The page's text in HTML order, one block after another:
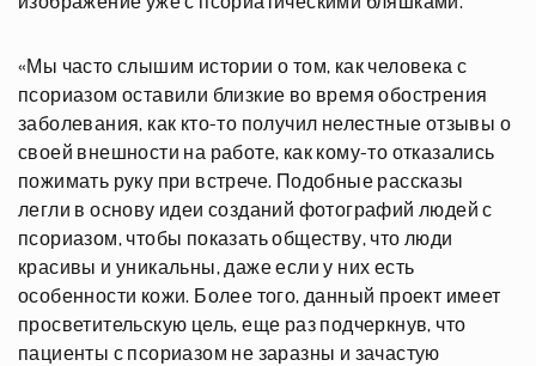
«Мы часто слышим истории о том, как человека с
псориазом оставили близкие во время обострения
заболевания, как кто-то получил нелестные отзывы о
своей внешности на работе, как кому-то отказались
пожимать руку при встрече. Подобные рассказы
легли в основу идеи созданий фотографий людей с
псориазом, чтобы показать обществу, что люди
красивы и уникальны, даже если у них есть
особенности кожи. Более того, данный проект имеет
просветительскую цель, еще раз подчеркнув, что
пациенты с псориазом не заразны и зачастую